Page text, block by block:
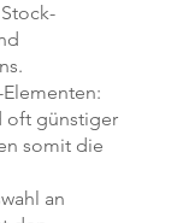
oft günstiger
somit die
an